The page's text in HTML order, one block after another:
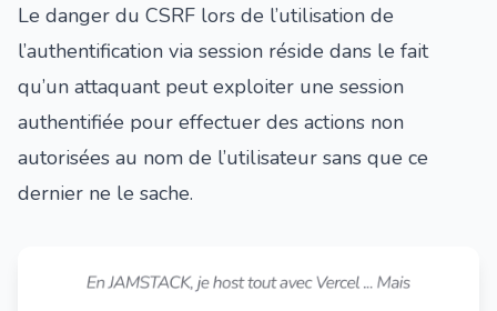
Le danger du CSRF lors de l’utilisation de
l’authentification via session réside dans le fait
qu’un attaquant peut exploiter une session
authentifiée pour effectuer des actions non
autorisées au nom de l’utilisateur sans que ce
dernier ne le sache.